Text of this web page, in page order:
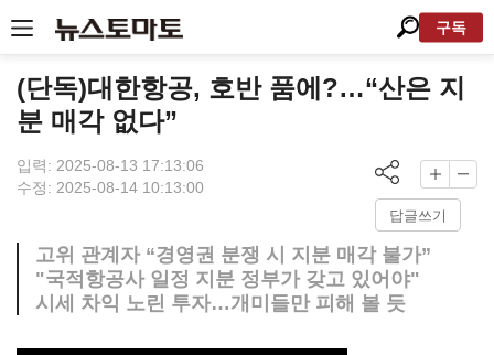
구독
(단독)대한항공, 호반 품에?…“산은 지
분 매각 없다”
입력: 2025-08-13 17:13:06
수정: 2025-08-14 10:13:00
답글쓰기
고위 관계자 “경영권 분쟁 시 지분 매각 불가”
"국적항공사 일정 지분 정부가 갖고 있어야"
시세 차익 노린 투자…개미들만 피해 볼 듯